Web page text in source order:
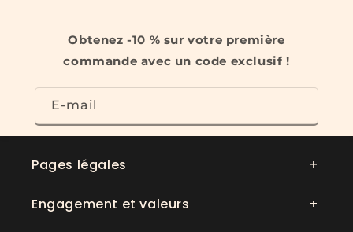
Obtenez -10 % sur votre première
commande avec un code exclusif !
E-mail
Pages légales
Engagement et valeurs